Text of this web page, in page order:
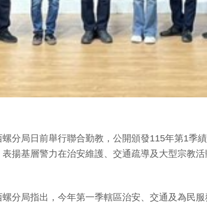
分局日前舉行聯合勤教，公開頒發115年第1
揚基層警力在治安維護、交通疏導及大型宗教
分局指出，今年第一季轄區治安、交通及為民